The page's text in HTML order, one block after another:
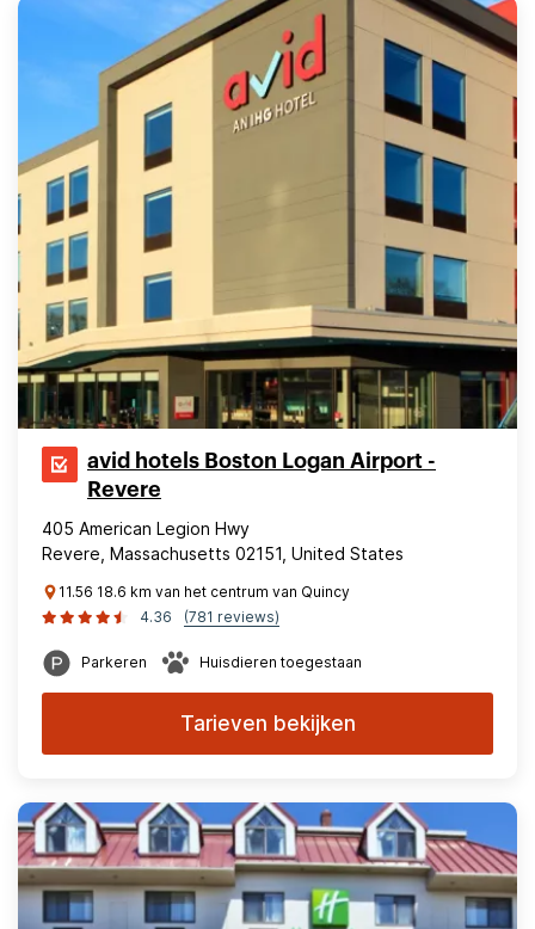
avid hotels Boston Logan Airport -
Revere
405 American Legion Hwy
Revere, Massachusetts 02151, United States
11.56 18.6 km van het centrum van Quincy
4.36
(781 reviews)
Parkeren Huisdieren toegestaan
Tarieven bekijken